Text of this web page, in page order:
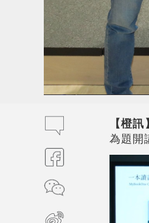
【橙訊】
為題開